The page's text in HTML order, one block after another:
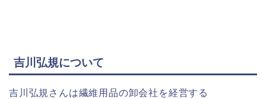
吉川弘規について
吉川弘規さんは繊維用品の卸会社を経営する